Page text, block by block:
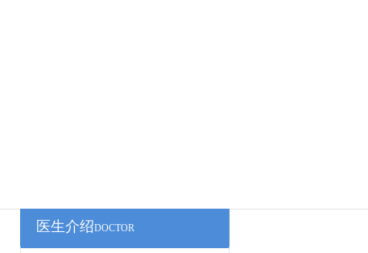
医生介绍DOCTOR